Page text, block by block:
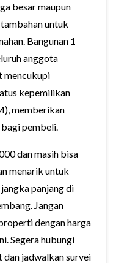
besar maupun
untuk
Bangunan 1
anggota
mencukupi
kepemilikan
memberikan
bagi pembeli.
dan masih bisa
menarik untuk
panjang di
Jangan
dengan harga
Segera hubungi
jadwalkan survei